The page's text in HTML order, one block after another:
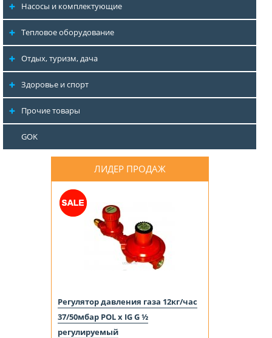
Насосы и комплектующие
Тепловое оборудование
Отдых, туризм, дача
Здоровье и спорт
Прочие товары
GOK
ЛИДЕР ПРОДАЖ
Регулятор давления газа 12кг/час
37/50мбар POL x IG G ½
регулируемый